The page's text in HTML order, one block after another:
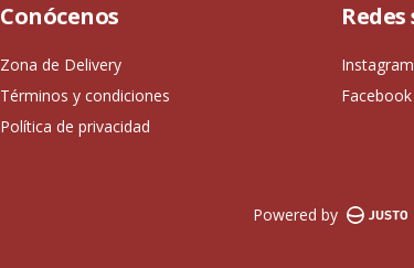
Conócenos
Zona de Delivery
Términos y condiciones
Política de privacidad
Instagram
Facebook
Powered by